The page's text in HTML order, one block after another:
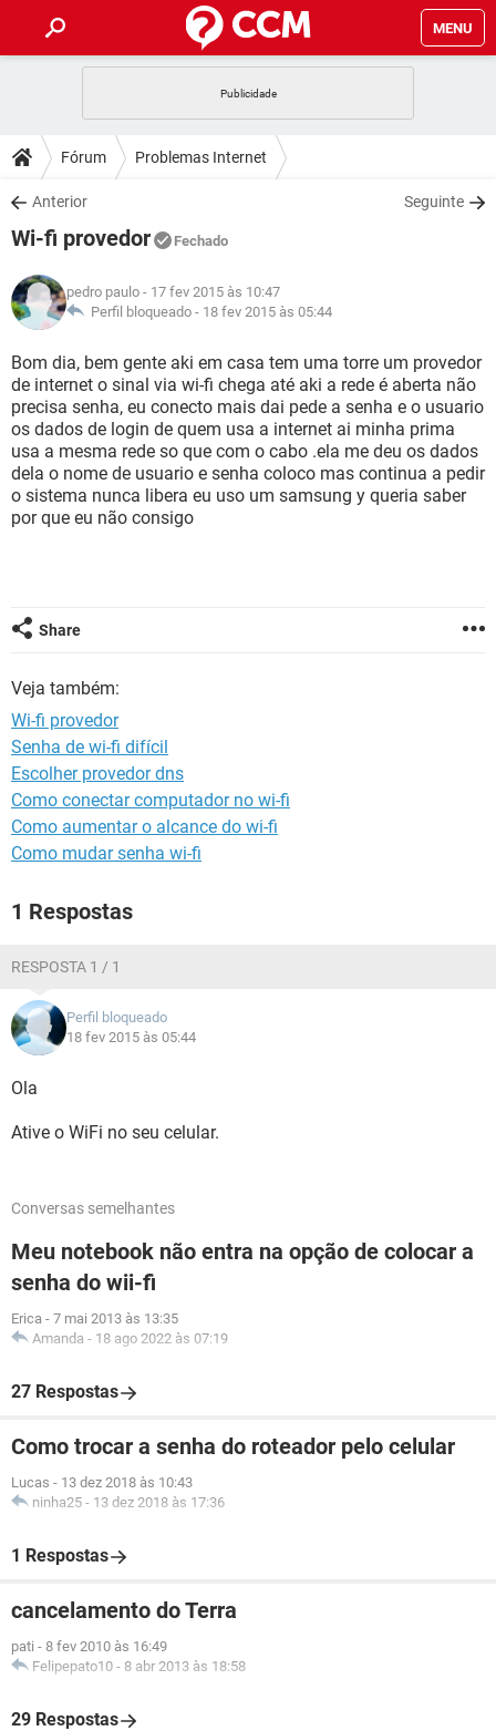
MENU
CELULAR FACEBOOK
OUTLOOK
INSTAGRAM
GUIA DE COMPRAS
DICAS
JOGOS WHATSAPP
INSTAGRAM GMAIL
GUIA DE COMPRAS
DOWNLOADS
JOGOS
CELULAR
OUTLOOK EXCEL
INSTAGRAM
GUIA DE COMPRAS
FÓRUM
JOGOS WHATSAPP
CELULAR
OUTLOOK EXCEL
INSTAGRAM GMAIL
GUIA DE COMPRAS
GLOSSÁRIO
JOGOS
CELULAR FACEBOOK
OUTLOOK EXCEL
INSTAGRAM GMAIL
GUIA DE COMPRAS
Fórum Problemas Internet
Anterior Seguinte
Wi-fi provedor Fechado
pedro paulo - 17 fev 2015 às 10:47
Perfil bloqueado - 18 fev 2015 às 05:44
Bom dia, bem gente aki em casa tem uma torre um provedor
de internet o sinal via wi-fi chega até aki a rede é aberta não
precisa senha, eu conecto mais dai pede a senha e o usuario
os dados de login de quem usa a internet ai minha prima
usa a mesma rede so que com o cabo .ela me deu os dados
dela o nome de usuario e senha coloco mas continua a pedir
o sistema nunca libera eu uso um samsung y queria saber
por que eu não consigo
Share
Veja também:
Wi-fi provedor
Senha de wi-fi difícil
Escolher provedor dns
Como conectar computador no wi-fi
Como aumentar o alcance do wi-fi
Como mudar senha wi-fi
1 Respostas
RESPOSTA 1 / 1
Perfil bloqueado
18 fev 2015 às 05:44
Ola
Ative o WiFi no seu celular.
Conversas semelhantes
Meu notebook não entra na opção de colocar a
senha do wii-fi
Erica - 7 mai 2013 às 13:35
Amanda - 18 ago 2022 às 07:19
27 Respostas
Como trocar a senha do roteador pelo celular
Lucas - 13 dez 2018 às 10:43
ninha25 - 13 dez 2018 às 17:36
1 Respostas
cancelamento do Terra
pati - 8 fev 2010 às 16:49
Felipepato10 - 8 abr 2013 às 18:58
29 Respostas